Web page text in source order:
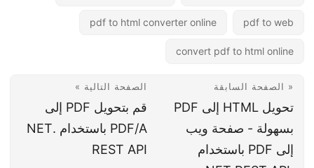
pdf to web
pdf to html converter online
convert pdf to html online
« الصفحة السابقة
تحويل HTML إلى PDF
بسهولة - صفحة ويب
إلى PDF باستخدام
الصفحة التالية »
قم بتحويل PDF إلى
PDF/A باستخدام .NET
REST API